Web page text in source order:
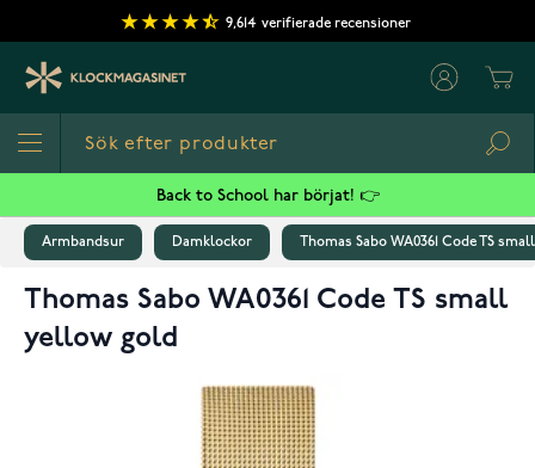
Hoppa till innehållet
9,614 verifierade recensioner
Back to School har börjat! 👉
Armbandsur Damklockor Thomas Sabo WA0361 Code TS
Thomas Sabo WA0361 Code TS small
yellow gold